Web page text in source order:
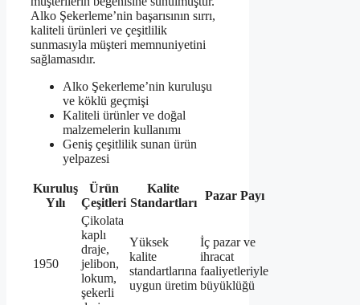
Alko Şekerleme’nin başarısının sırrı,
kaliteli ürünleri ve çeşitlilik
sunmasıyla müşteri memnuniyetini
sağlamasıdır.
Alko Şekerleme’nin kuruluşu
ve köklü geçmişi
Kaliteli ürünler ve doğal
malzemelerin kullanımı
Geniş çeşitlilik sunan ürün
yelpazesi
Kuruluş
Yılı
Ürün
Çeşitleri
Kalite
Standartları
Pazar Payı
1950
Çikolata
kaplı
draje,
jelibon,
lokum,
şekerli
Yüksek
kalite
standartlarına
uygun üretim
İç pazar ve
ihracat
faaliyetleriyle
büyüklüğü